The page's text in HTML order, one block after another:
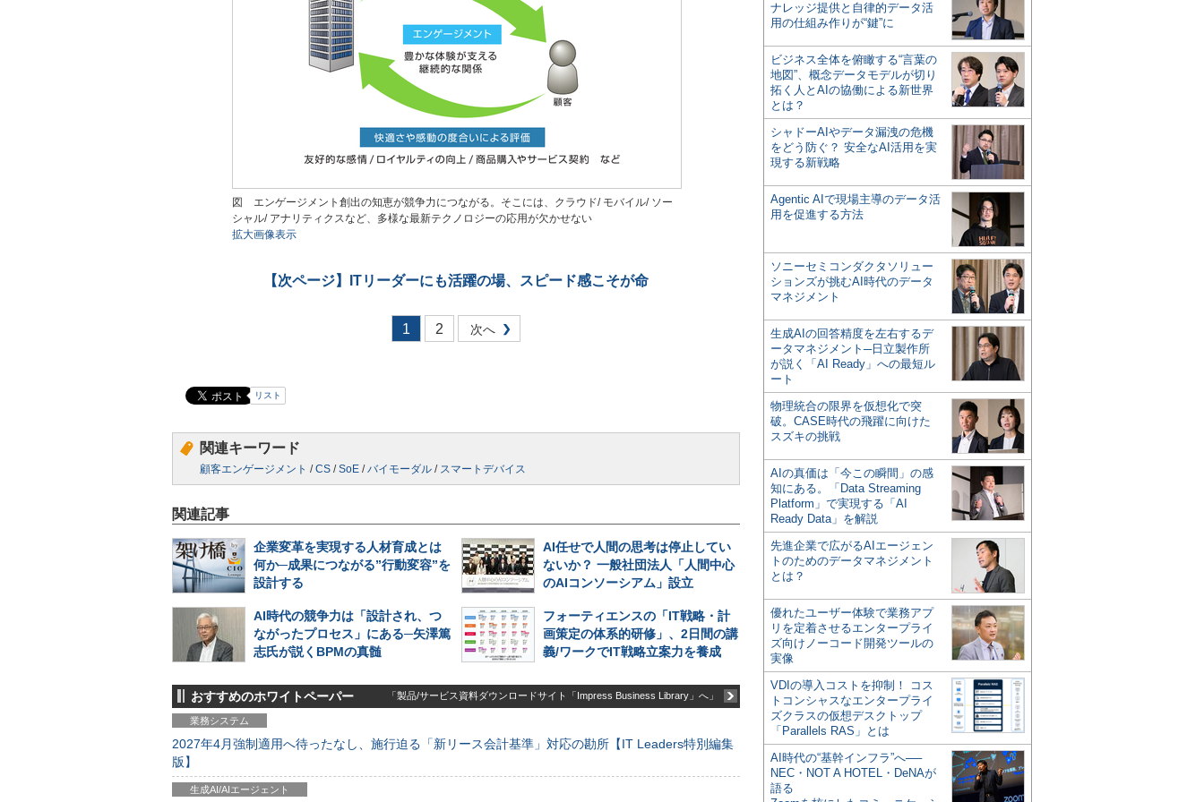
図 エンゲージメント創出の知恵が競争力につながる。そこには、クラウド/ モバイル/ ソー
シャル/ アナリティクスなど、多様な最新テクノロジーの応用が欠かせない
拡大画像表示
【次ページ】 ITリーダーにも活躍の場、スピード感こそが命
1 2 次へ
リスト
関連キーワード
顧客エンゲージメント /CS /SoE /バイモーダル / スマートデバイス
関連記事
企業変革を実現する人材育成とは
何か─成果につながる”行動変容”を
設計する
AI任せで人間の思考は停止してい
ないか？ 一般社団法人「人間中心
のAIコンソーシアム」設立
AI時代の競争力は「設計され、つ
ながったプロセス」にある─矢澤篤
志氏が説くBPMの真髄
フォーティエンスの「IT戦略・計
画策定の体系的研修」、2日間の講
義/ワークでIT戦略立案力を養成
おすすめのホワイトペーパー 「製品/サービス資料ダウンロードサイト「Impress Business Library」へ」
業務システム
2027年4月強制適用へ待ったなし、施行迫る「新リース会計基準」対応の勘所【IT Leaders特別編集
版】
生成AI/AIエージェント
ナレッジ提供と自律的データ活
用の仕組み作りが“鍵”に
ビジネス全体を俯瞰する“言葉の
地図”、概念データモデルが切り
拓く人とAIの協働による新世界
とは？
シャドーAIやデータ漏洩の危機
をどう防ぐ？ 安全なAI活用を実
現する新戦略
Agentic AIで現場主導のデータ活
用を促進する方法
ソニーセミコンダクタソリュー
ションズが挑むAI時代のデータ
マネジメント
生成AIの回答精度を左右するデ
ータマネジメント─日立製作所
が説く「AI Ready」への最短ル
ート
物理統合の限界を仮想化で突
破。CASE時代の飛躍に向けた
スズキの挑戦
AIの真価は「今この瞬間」の感
知にある。「Data Streaming
Platform」で実現する「AI
Ready Data」を解説
先進企業で広がるAIエージェン
トのためのデータマネジメント
とは？
優れたユーザー体験で業務アプ
リを定着させるエンタープライ
ズ向けノーコード開発ツールの
実像
VDIの導入コストを抑制！ コス
トコンシャスなエンタープライ
ズクラスの仮想デスクトップ
「Parallels RAS」とは
AI時代の“基幹インフラ”へ──
NEC・NOT A HOTEL・DeNAが
語る